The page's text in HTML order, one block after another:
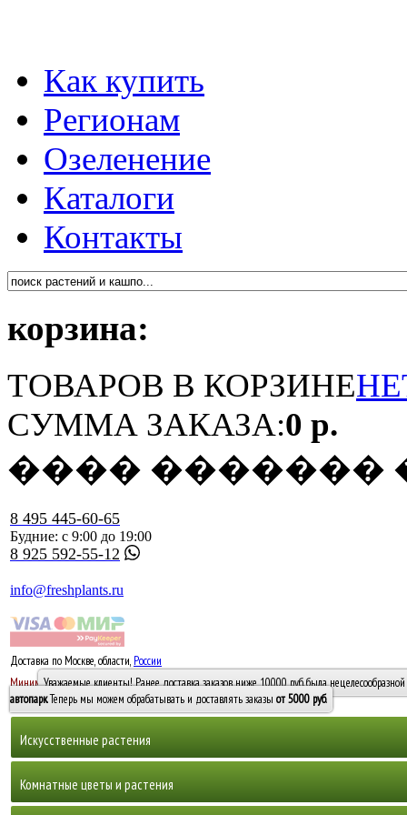
Как купить
Регионам
Озеленение
Каталоги
Контакты
корзина:
ТОВАРОВ В КОРЗИНЕ
СУММА ЗАКАЗА:0 р.
���� �������
8 495 445-60-65
Будние: с 9:00 до 19:00
8 925 592-55-12
info@freshplants.ru
Доставка по Москве, области, России
Минимальный заказ -10 0005000 руб.
Уважаемые клиенты! Ранее доставка заказов ниже 10000 руб. была
автопарк. Теперь мы можем обрабатывать и доставлять заказы от 5000 руб.
Искусственные растения
Горшечные растения, кусты и мох
Комнатные цветы и растения